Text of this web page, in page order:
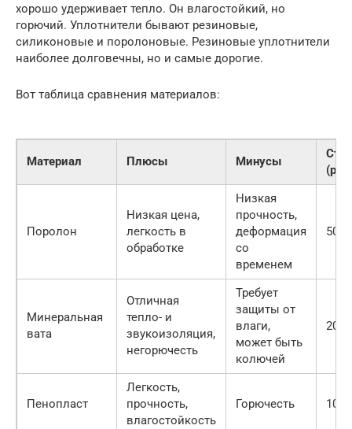
хорошо удерживает тепло. Он влагостойкий, но
горючий. Уплотнители бывают резиновые,
силиконовые и поролоновые. Резиновые уплотнители
наиболее долговечны, но и самые дорогие.
Вот таблица сравнения материалов:
Материал Плюсы Минусы
Поролон
Низкая цена,
легкость в
обработке
Низкая
прочность,
деформация
со
временем
50-
Минеральная
вата
Отличная
тепло- и
звукоизоляция,
негорючесть
Требует
защиты от
влаги,
может быть
колючей
200-
Пенопласт
Легкость,
прочность,
влагостойкость
Горючесть 100-